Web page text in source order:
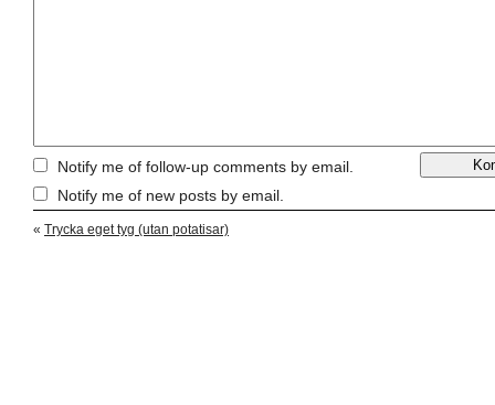
Notify me of follow-up comments by email.
Notify me of new posts by email.
« Trycka eget tyg (utan potatisar)